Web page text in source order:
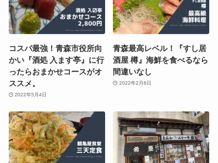
コスパ最強！青森市役所向
かい『酒処 入ます亭』に行
ったらおまかせコースがオ
ススメ。
2022年5月4日
青森最高レベル！『すし居
酒屋 樽』海鮮を食べるなら
間違いなし
2022年2月8日